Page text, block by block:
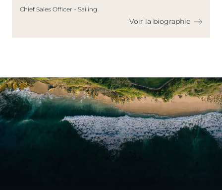
Chief Sales Officer - Sailing
Voir la biographie